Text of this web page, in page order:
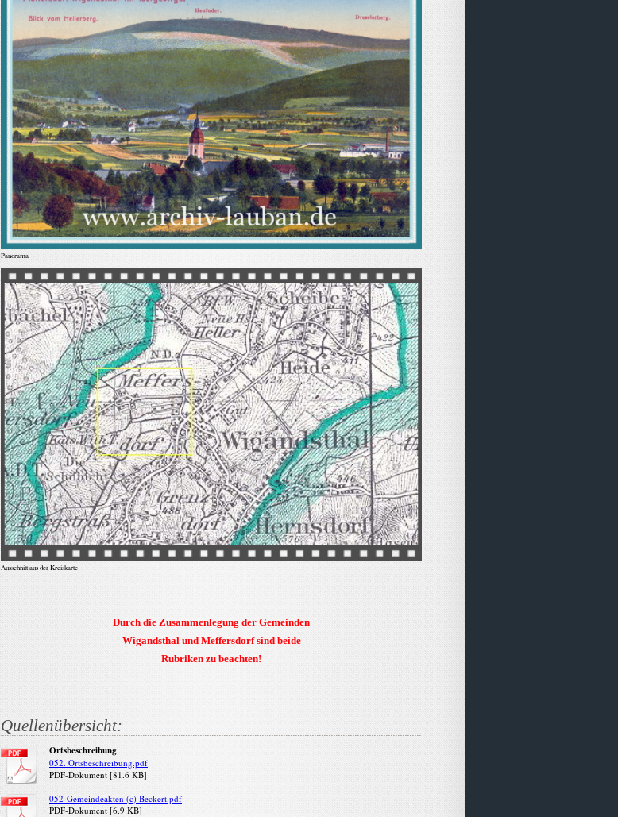
Panorama
Ausschnitt aus der Kreiskarte
Durch die Zusammenlegung der Gemeinden
Wigandsthal und Meffersdorf sind beide
Rubriken zu beachten!
Quellenübersicht:
Ortsbeschreibung
052. Ortsbeschreibung.pdf
PDF-Dokument [81.6 KB]
052-Gemeindeakten (c) Beckert.pdf
PDF-Dokument [6.9 KB]